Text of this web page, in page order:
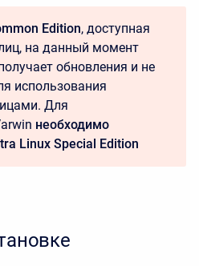
Edition, доступная
на данный момент
обновления и не
использования
Для
необходимо
Linux Special Edition